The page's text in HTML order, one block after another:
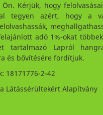
Kérjük, hogy
tegyen azért, hogy a
adó 1%-okat
tartalmazó Lapról
és bővítésére fordítjuk.
18171776-2-42
Látássérültekért Alapítvány